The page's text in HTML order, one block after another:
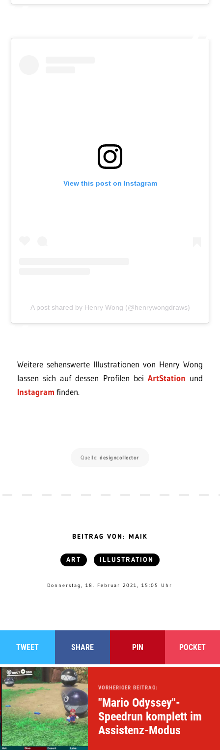
View this post on Instagram
A post shared by Henry Wong (@henrywongdraws)
Weitere sehenswerte Illustrationen von Henry Wong
lassen sich auf dessen Profilen bei ArtStation und
Instagram finden.
Quelle: designcollector
BEITRAG VON: MAIK
ART ILLUSTRATION
Donnerstag, 18. Februar 2021, 15:05 Uhr
TWEET SHARE PIN POCKET
VORHERIGER BEITRAG:
"Mario Odyssey"-
Speedrun komplett im
Assistenz-Modus